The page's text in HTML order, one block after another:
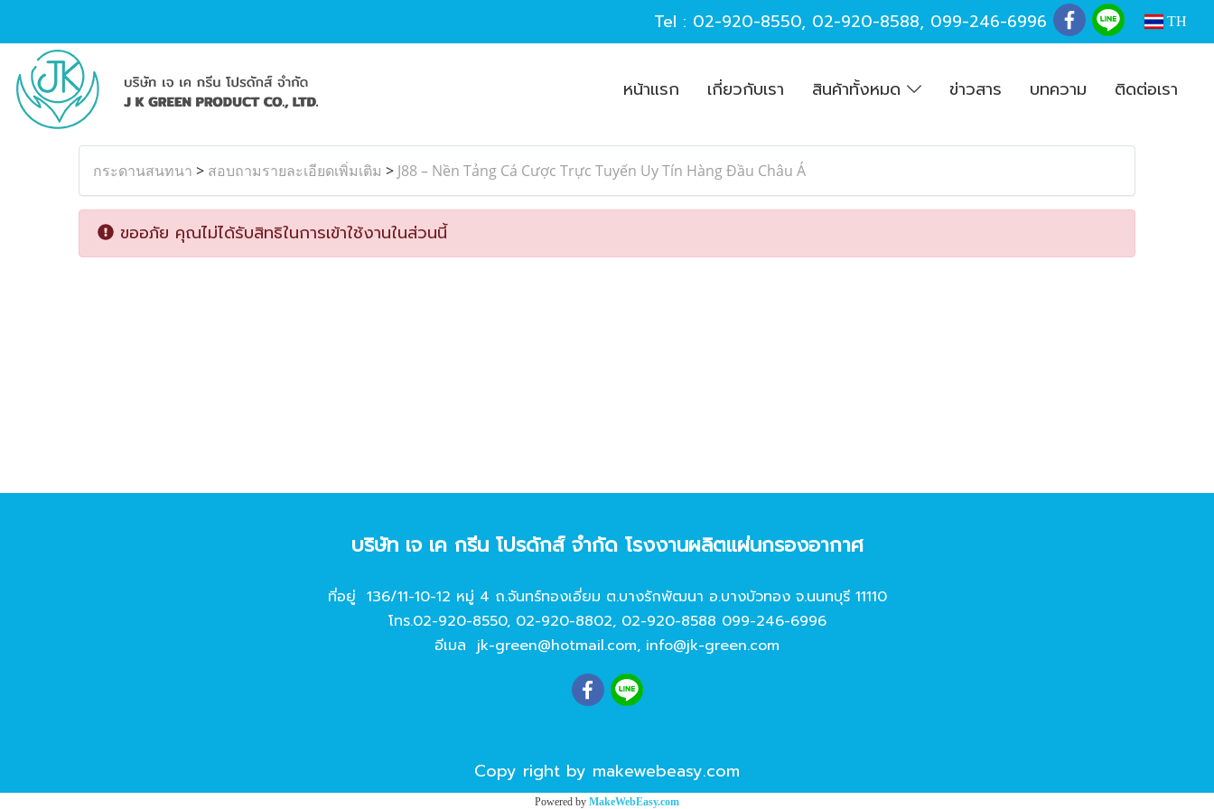
Tel : 02-920-8550, 02-920-8588, 099-246-6996 TH
หน้าแรก เกี่ยวกับเรา สินค้าทั้งหมด ข่าวสาร บทความ ติดต่อเรา
กระดานสนทนา > สอบถามรายละเอียดเพิ่มเติม > J88 – Nền Tảng Cá Cược Trực Tuyến Uy Tín Hàng Đầu Châu Á
ขออภัย คุณไม่ได้รับสิทธิในการเข้าใช้งานในส่วนนี้
บริษัท เจ เค กรีน โปรดักส์ จํากัด โรงงานผลิตแผ่นกรองอากาศ
ที่อยู่ 136/11-10-12 หมู่ 4 ถ.จันทร์ทองเอี่ยม ต.บางรักพัฒนา อ.บางบัวทอง จ.นนทบุรี 11110
โทร.02-920-8550, 02-920-8802, 02-920-8588 099-246-6996
อีเมล jk-green@hotmail.com, info@jk-green.com
Copy right by makewebeasy.com
Powered by MakeWebEasy.com